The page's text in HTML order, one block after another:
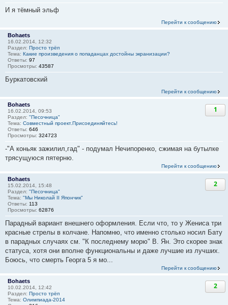
И я тёмный эльф
Перейти к сообщению
Bohaets
16.02.2014, 12:32
Раздел: Просто трёп
Тема: Какие произведения о попаданцах достойны экранизации?
Ответы: 97
Просмотры: 43587
Буркатовский
Перейти к сообщению
Bohaets
16.02.2014, 09:53
Раздел: "Песочница"
Тема: Совместный проект.Присоединяйтесь!
Ответы: 646
Просмотры: 324723
1
-"А коньяк зажилил,гад" - подумал Нечипоренко, сжимая на бутылке
трясущуюся пятерню.
Перейти к сообщению
Bohaets
15.02.2014, 15:48
Раздел: "Песочница"
Тема: "Мы Николай II Япончик"
Ответы: 113
Просмотры: 62876
2
Парадный вариант внешнего оформления. Если что, то у Жениса три
красные стрелы в колчане. Напомню, что именно столько носил Бату
в парадных случаях см. "К последнему морю" В. Ян. Это скорее знак
статуса, хотя они вполне функциональны и даже лучшие из лучших.
Боюсь, что смерть Георга 5 я мо...
Перейти к сообщению
Bohaets
10.02.2014, 12:42
Раздел: Просто трёп
Тема: Олимпиада-2014
2